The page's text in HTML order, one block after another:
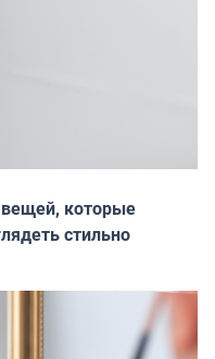
вещей, которые
стильно